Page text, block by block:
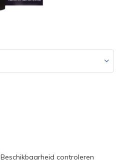
Beschikbaarheid controleren